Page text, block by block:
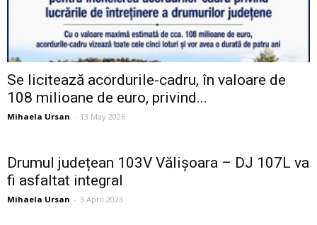
Se licitează acordurile-cadru, în valoare de
108 milioane de euro, privind...
Mihaela Ursan - 13 May 2026
Drumul județean 103V Vălișoara – DJ 107L va
fi asfaltat integral
Mihaela Ursan - 3 April 2023